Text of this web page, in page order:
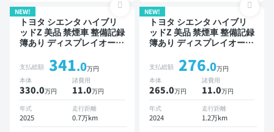
NEW!
トヨタ シエンタ ハイブリ
ッドZ 美品 禁煙車 整備記録
簿あり ディスプレイオーデ
ブラインドスポットモニタ
ー オートクルーズ 3列シー
ト スマートキー ETC バッ
クモニター 全方位カメラ
ドライブレコーダー 衝突軽
減 両側電動スライドドア 7
人乗り
支払総額 341.0万円
本体
330.0万円
諸費用
11.0万円
年式
2025
走行距離
0.7万km
NEW!
トヨタ シエンタ ハイブリ
ッドZ 美品 禁煙車 整備記録
簿あり ディスプレイオーデ
ブラインドスポットモニタ
ー オートクルーズ スマー
トキー ETC バックモニタ
ー ドライブレコーダー 衝
突軽減 両側電動スライドド
ア
支払総額 276.0万円
本体
265.0万円
諸費用
11.0万円
年式
2024
走行距離
1.2万km